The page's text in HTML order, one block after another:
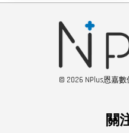
© 2026 NPlus恩嘉數
關